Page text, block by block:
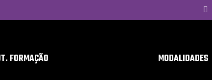
FORMAÇÃO MODALIDADES